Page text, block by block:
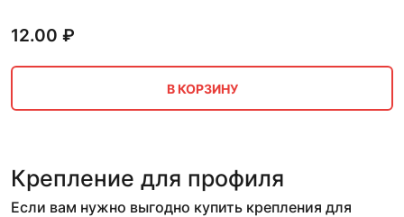
12.00 ₽
В КОРЗИНУ
Крепление для профиля
Если вам нужно выгодно купить крепления для